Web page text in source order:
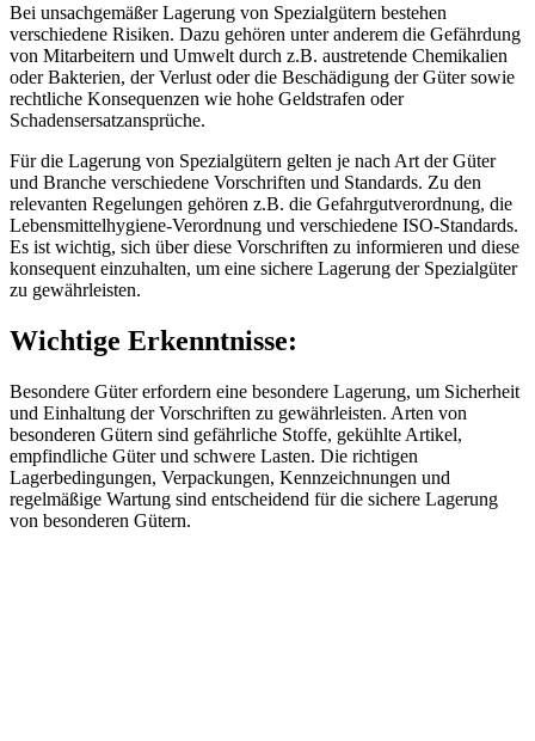
Bei unsachgemäßer Lagerung von Spezialgütern bestehen
verschiedene Risiken. Dazu gehören unter anderem die Gefährdung
von Mitarbeitern und Umwelt durch z.B. austretende Chemikalien
oder Bakterien, der Verlust oder die Beschädigung der Güter sowie
rechtliche Konsequenzen wie hohe Geldstrafen oder
Schadensersatzansprüche.
Für die Lagerung von Spezialgütern gelten je nach Art der Güter
und Branche verschiedene Vorschriften und Standards. Zu den
relevanten Regelungen gehören z.B. die Gefahrgutverordnung, die
Lebensmittelhygiene-Verordnung und verschiedene ISO-Standards.
Es ist wichtig, sich über diese Vorschriften zu informieren und diese
konsequent einzuhalten, um eine sichere Lagerung der Spezialgüter
zu gewährleisten.
Wichtige Erkenntnisse:
Besondere Güter erfordern eine besondere Lagerung, um Sicherheit
und Einhaltung der Vorschriften zu gewährleisten. Arten von
besonderen Gütern sind gefährliche Stoffe, gekühlte Artikel,
empfindliche Güter und schwere Lasten. Die richtigen
Lagerbedingungen, Verpackungen, Kennzeichnungen und
regelmäßige Wartung sind entscheidend für die sichere Lagerung
von besonderen Gütern.